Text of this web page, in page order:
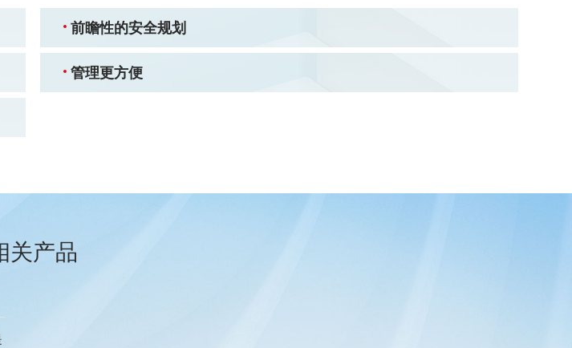
前瞻性的安全规划
管理更方便
关产品